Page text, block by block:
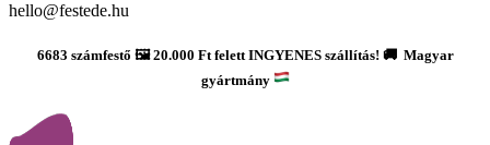
hello@festede.hu
6683 számfestő 🖼️ 20.000 Ft felett INGYENES szállítás! 🚚 Magyar
gyártmány